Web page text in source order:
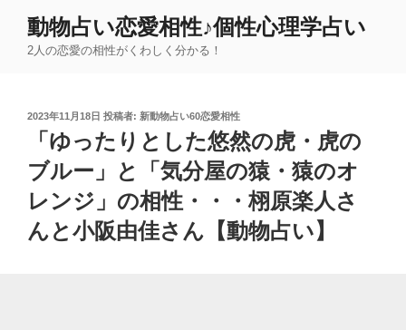
動物占い恋愛相性♪個性心理学占い
2人の恋愛の相性がくわしく分かる！
投
2023年11月18日 投稿者: 新動物占い60恋愛相性
「ゆったりとした悠然の虎・虎の
ブルー」と「気分屋の猿・猿のオ
レンジ」の相性・・・栩原楽人さ
んと小阪由佳さん【動物占い】